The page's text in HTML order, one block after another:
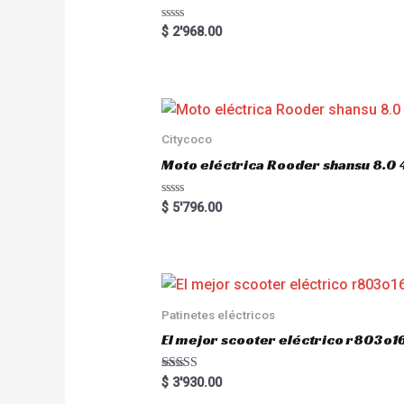
R
a
o
u
o
f
5
$2'968.00
Citycoco
Moto eléctrica Rooder shansu
R
a
o
u
o
f
5
$5'796.00
Patinetes eléctricos
El mejor scooter eléctrico
Rated
5.00
$3'930.00